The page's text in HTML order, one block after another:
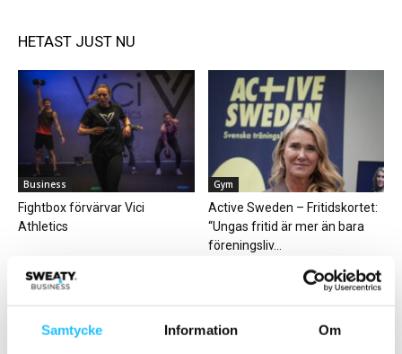
Samtycke Information Om
HETAST JUST NU
Business
Fightbox förvärvar Vici
Athletics
Gym
Active Sweden – Fritidskortet:
“Ungas fritid är mer än bara
föreningsliv...